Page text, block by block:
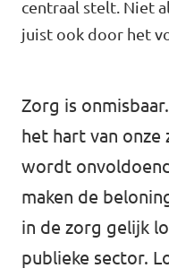
Word lid
centraal stelt. Niet
juist ook door het
Zorg is
het hart van onze
wordt
maken de
in de zorg gelijk
publieke sector.